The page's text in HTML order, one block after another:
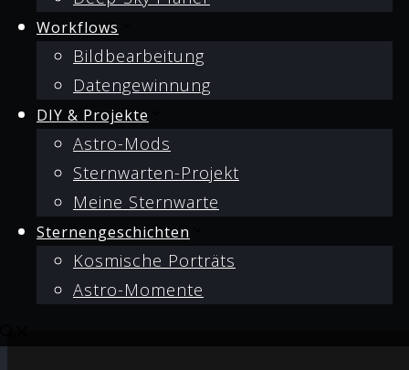
Workflows
Bildbearbeitung
Datengewinnung
DIY & Projekte
Astro-Mods
Sternwarten-Projekt
Meine Sternwarte
Sternengeschichten
Kosmische Porträts
Astro-Momente